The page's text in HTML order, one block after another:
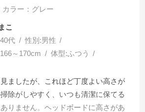
カラー：グレー
こ
40代 性別:男性
166～170cm 体型:ふつう
ましたが、これほど丁度よい高さが
除がしやすく、いつも清潔に保てる
りません。ヘッドボードに高さがあ